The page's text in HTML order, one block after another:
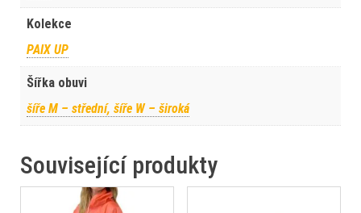
Kolekce
PAIX UP
Šířka obuvi
šíře M – střední, šíře W – široká
Související produkty